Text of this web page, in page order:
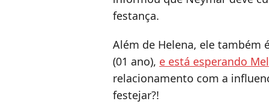
festança.
Além de Helena, ele também
(01 ano), e está esperando Mel
relacionamento com a
festejar?!